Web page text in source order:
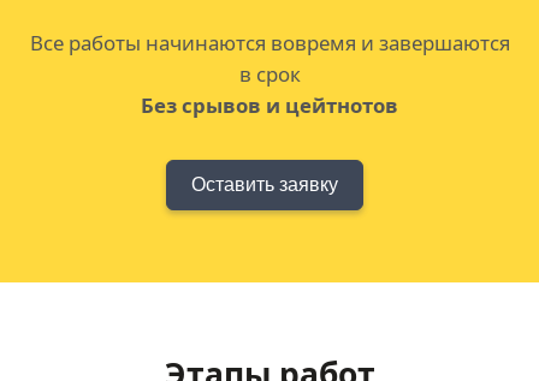
Все работы начинаются вовремя и завершаются
в срок
Без срывов и цейтнотов
Оставить заявку